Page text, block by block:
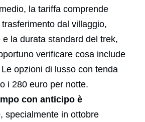
la tariffa comprende
dal villaggio,
la durata standard del trek,
verificare cosa include
opzioni di lusso con tenda
i 280 euro per notte.
con anticipo è
, specialmente in ottobre